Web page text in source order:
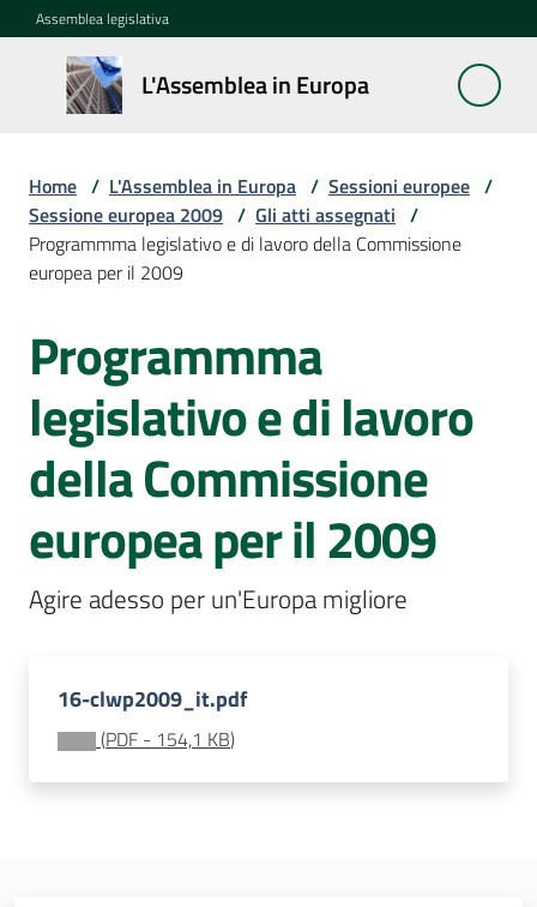
Vai al contenuto
Vai alla navigazione
Vai al footer
Assemblea legislativa
L'Assemblea in Europa
L'Assemblea
in Europa
Cos'è
la
Sessione
La
Rete
europea
regionale
Sessioni
Menu selezionato
Home / L'Assemblea in Europa / Sessioni europee /
Sessione europea 2009 / Gli atti assegnati /
Programmma legislativo e di lavoro della Commissione
europea per il 2009
Programmma
legislativo e di lavoro
della Commissione
europea per il 2009
Agire adesso per un'Europa migliore
16-clwp2009_it.pdf
(PDF - 154,1 KB)